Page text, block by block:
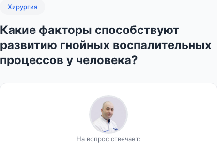
Хирургия
Какие факторы способствуют
развитию гнойных воспалительных
процессов у человека?
На вопрос отвечает: